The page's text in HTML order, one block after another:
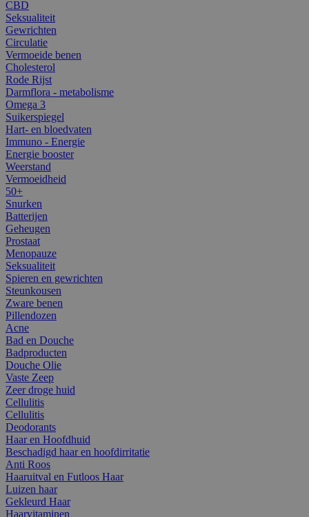
CBD
Seksualiteit
Gewrichten
Circulatie
Vermoeide benen
Cholesterol
Rode Rijst
Darmflora - metabolisme
Omega 3
Suikerspiegel
Hart- en bloedvaten
Immuno - Energie
Energie booster
Weerstand
Vermoeidheid
50+
Snurken
Batterijen
Geheugen
Prostaat
Menopauze
Seksualiteit
Spieren en gewrichten
Steunkousen
Zware benen
Pillendozen
Acne
Bad en Douche
Badproducten
Douche Olie
Vaste Zeep
Zeer droge huid
Cellulitis
Cellulitis
Deodorants
Haar en Hoofdhuid
Beschadigd haar en hoofdirritatie
Anti Roos
Haaruitval en Futloos Haar
Luizen haar
Gekleurd Haar
Haarvitaminen